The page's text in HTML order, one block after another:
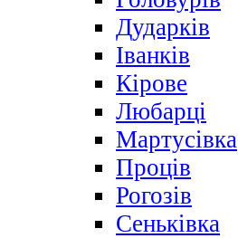
Дударків
Іванків
Кірове
Любарці
Мартусівка
Проців
Рогозів
Сеньківка